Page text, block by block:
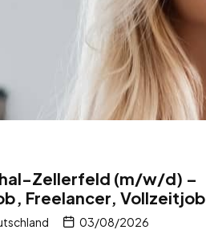
Zellerfeld (m/w/d) –
Freelancer, Vollzeitjob
03/08/2026